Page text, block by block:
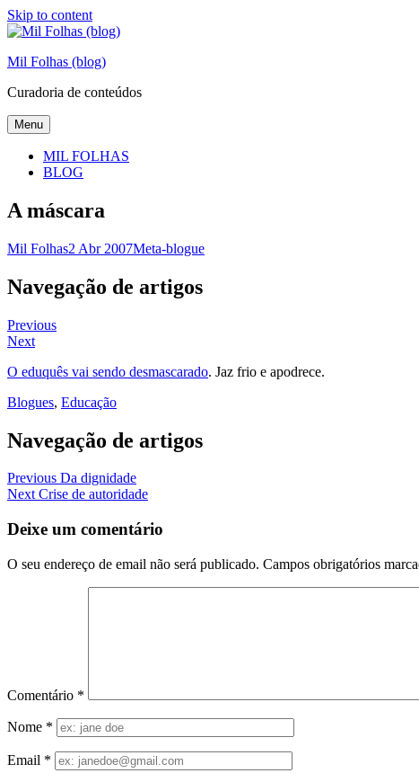
Skip to content
Mil Folhas (blog)
Curadoria de conteúdos
Menu
MIL FOLHAS
BLOG
A máscara
Mil Folhas2 Abr 2007Meta-blogue
Navegação de artigos
Previous
Next
O eduquês vai sendo desmascarado. Jaz frio e apodrece.
Blogues, Educação
Navegação de artigos
Previous Da dignidade
Next Crise de autoridade
Deixe um comentário
O seu endereço de email não será publicado. Campos obrigatórios
Comentário *
Nome *
Email *